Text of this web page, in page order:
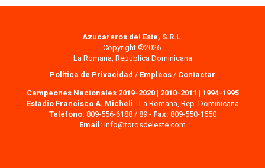
Azucareros del Este, S.R.L.
Copyright ©2026.
La Romana, República Dominicana
Política de Privacidad / Empleos / Contactar
Campeones Nacionales 2019-2020| 2010-2011 | 1994-1995
Estadio Francisco A. Micheli - La Romana, Rep. Dominicana
Teléfono: 809-556-6188 / 89 - Fax: 809-550-1550
Email: info@torosdeleste.com